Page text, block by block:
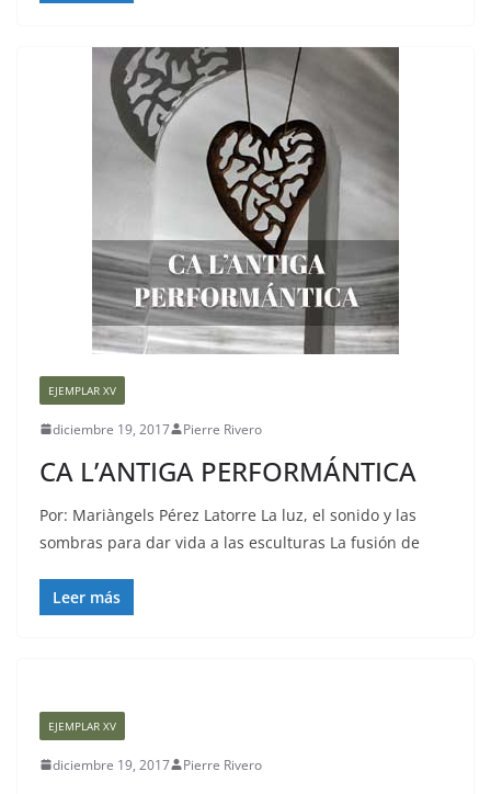
EJEMPLAR XV
diciembre 19, 2017 Pierre Rivero
CA L’ANTIGA PERFORMÁNTICA
Por: Mariàngels Pérez Latorre La luz, el sonido y las
sombras para dar vida a las esculturas La fusión de
Leer más
EJEMPLAR XV
diciembre 19, 2017 Pierre Rivero